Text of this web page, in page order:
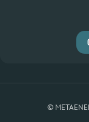
©